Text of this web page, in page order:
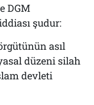
DGM
şudur:
asıl
düzeni silah
devleti